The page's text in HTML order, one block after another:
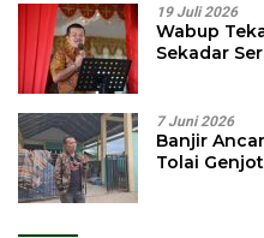
19 Juli 2026
Wabup
Sekadar
7 Juni 2026
Banjir
Tolai